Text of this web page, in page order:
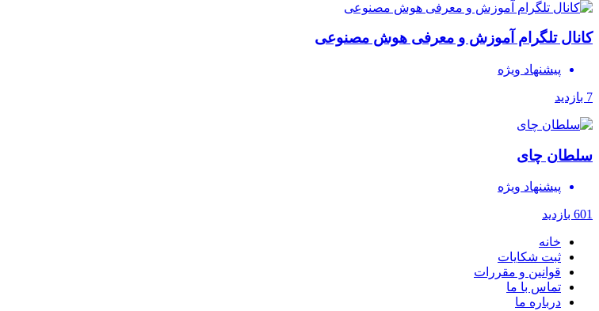
کانال تلگرام آموزش و معرفی هوش مصنوعی
پیشنهاد ویژه
7 بازدید
سلطان چای
پیشنهاد ویژه
601 بازدید
خانه
ثبت شکایات
قوانین و مقررات
تماس با ما
درباره ما